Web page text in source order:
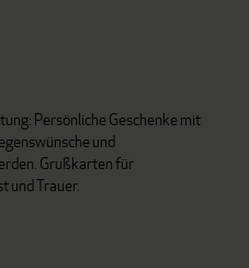
Persönliche Geschenke mit
und
Grußkarten für
und Trauer.